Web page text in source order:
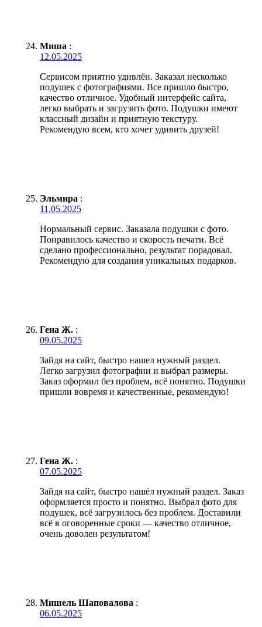
Миша :
12.05.2025
Сервисом приятно удивлён. Заказал несколько
подушек с фотографиями. Все пришло быстро,
качество отличное. Удобный интерфейс сайта,
легко выбрать и загрузить фото. Подушки имеют
классный дизайн и приятную текстуру.
Рекомендую всем, кто хочет удивить друзей!
Эльмира :
11.05.2025
Нормальный сервис. Заказала подушки с фото.
Понравилось качество и скорость печати. Всё
сделано профессионально, результат порадовал.
Рекомендую для создания уникальных подарков.
Гена Ж. :
09.05.2025
Зайдя на сайт, быстро нашел нужный раздел.
Легко загрузил фотографии и выбрал размеры.
Заказ оформил без проблем, всё понятно. Подушки
пришли вовремя и качественные, рекомендую!
Гена Ж. :
07.05.2025
Зайдя на сайт, быстро нашёл нужный раздел. Заказ
оформляется просто и понятно. Выбрал фото для
подушек, всё загрузилось без проблем. Доставили
всё в оговоренные сроки — качество отличное,
очень доволен результатом!
Мишель Шаповалова :
06.05.2025